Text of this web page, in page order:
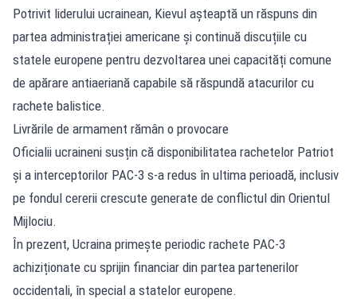
Potrivit liderului ucrainean, Kievul așteaptă un răspuns din
partea administrației americane și continuă discuțiile cu
statele europene pentru dezvoltarea unei capacități comune
de apărare antiaeriană capabile să răspundă atacurilor cu
rachete balistice.
Livrările de armament rămân o provocare
Oficialii ucraineni susțin că disponibilitatea rachetelor Patriot
și a interceptorilor PAC-3 s-a redus în ultima perioadă, inclusiv
pe fondul cererii crescute generate de conflictul din Orientul
Mijlociu.
În prezent, Ucraina primește periodic rachete PAC-3
achiziționate cu sprijin financiar din partea partenerilor
occidentali, în special a statelor europene.